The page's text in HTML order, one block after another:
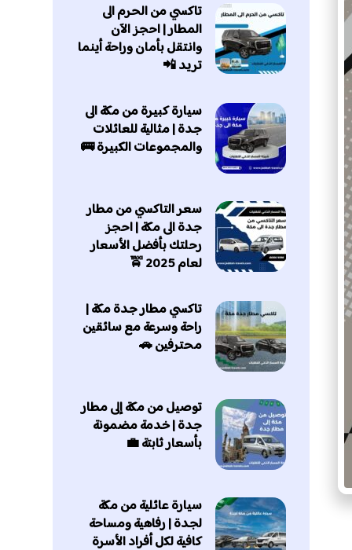
تاكسي من الحرم الى
المطار | احجز الآن
وانتقل بأمان وراحة أينما
تريد 📲
سيارة كبيرة من مكة الى
جدة | مثالية للعائلات
والمجموعات الكبيرة 🚌
سعر التاكسي من مطار
جدة الى مكة | احجز
رحلتك بأفضل الأسعار
لعام 2025 🚖
تاكسي مطار جدة مكة |
راحة وسرعة مع سائقين
محترفين 🚗
توصيل من مكة إلى مطار
جدة | خدمة مضمونة
بأسعار ثابتة 💼
سيارة عائلية من مكة
لجدة | رفاهية ومساحة
كافية لكل أفراد الأسرة